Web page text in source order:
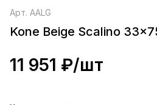
Арт. AALG
Kone Beige Scalino
11 951 ₽/шт